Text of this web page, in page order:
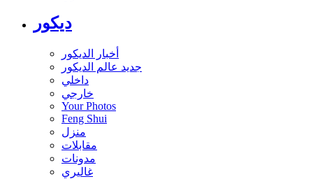
ديكور
أخبار الديكور
جديد عالم الديكور
داخلي
خارجي
Your Photos
Feng Shui
منزل
مقابلات
مدونات
غاليري